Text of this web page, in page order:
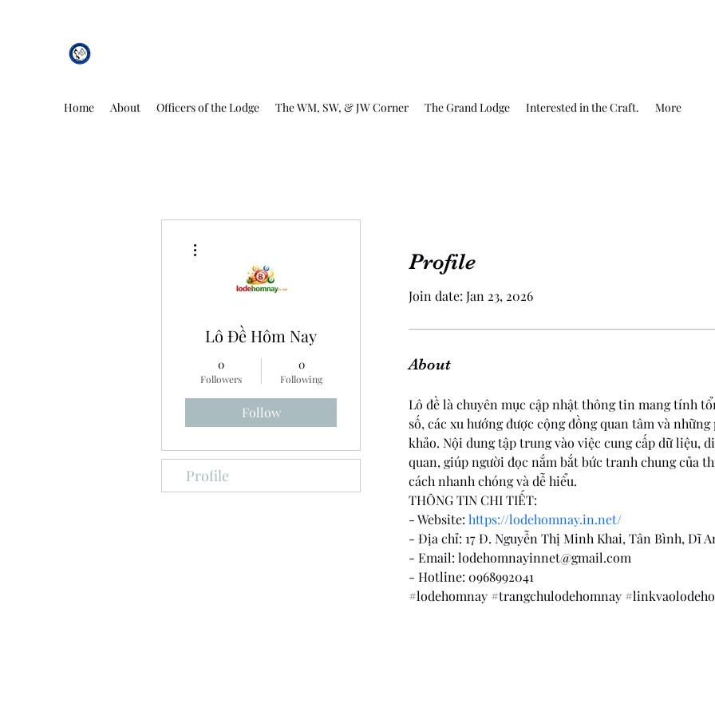
Home About Officers of the Lodge The WM, SW, & JW Corner The Grand Lodge Interested in the Craft. More
Profile
Join date: Jan 23, 2026
About
Lô đề là chuyên mục cập nhật thông tin mang tính
số, các xu hướng được cộng đồng quan tâm và
khảo. Nội dung tập trung vào việc cung cấp dữ liệu,
quan, giúp người đọc nắm bắt bức tranh chung của
cách nhanh chóng và dễ hiểu.
THÔNG TIN CHI TIẾT:
- Website: https://lodehomnay.in.net/
- Địa chỉ: 17 Đ. Nguyễn Thị Minh Khai, Tân Bình, Dĩ
- Email: lodehomnayinnet@gmail.com
- Hotline: 0968992041
#lodehomnay #trangchulodehomnay
Lô Đề Hôm Nay
0
Followers
0
Following
Follow
Profile